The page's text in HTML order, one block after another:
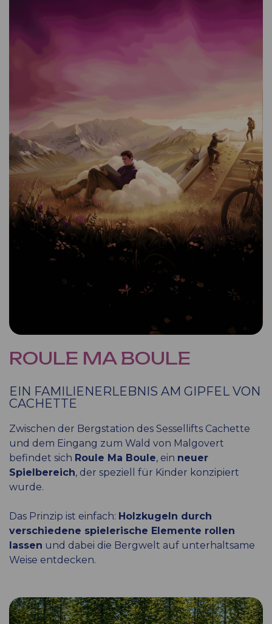
ROULE MA BOULE
EIN FAMILIENERLEBNIS AM GIPFEL VON
CACHETTE
Zwischen der Bergstation des Sessellifts Cachette
und dem Eingang zum Wald von Malgovert
befindet sich Roule Ma Boule, ein neuer
Spielbereich, der speziell für Kinder konzipiert
wurde.
Das Prinzip ist einfach: Holzkugeln durch
verschiedene spielerische Elemente rollen
lassen und dabei die Bergwelt auf unterhaltsame
Weise entdecken.